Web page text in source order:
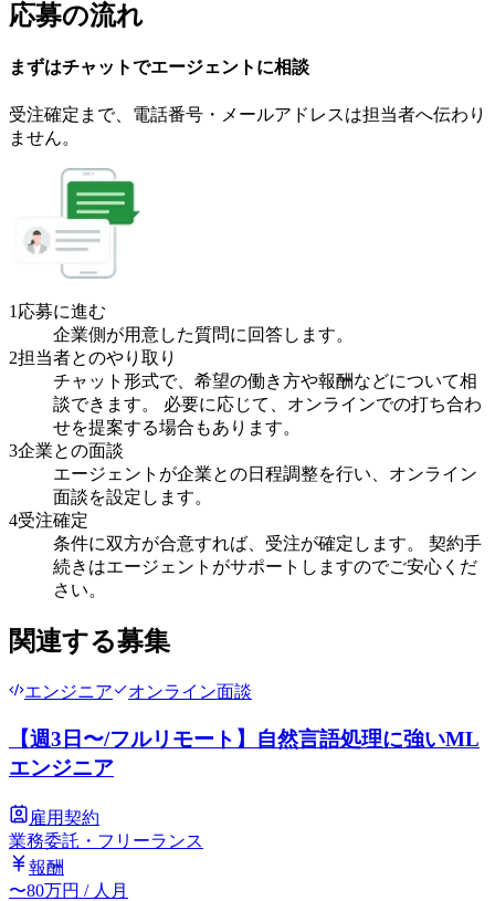
応募の流れ
まずはチャットでエージェント に相談
受注確定まで、 電話番号・メールアドレスは担当者へ伝わり
ません。
1 応募に進む
企業側が用意した質問に回答します。
2担当者とのやり取り
チャット形式で、希望の働き方や報酬などについて相
談できます。 必要に応じて、オンラインでの打ち合わ
せを提案する場合もあります。
3企業との面談
エージェントが企業との日程調整を行い、オンライン
面談を設定します。
4受注確定
条件に双方が合意すれば、受注が確定します。 契約手
続きはエージェントがサポートしますのでご安心くだ
さい。
関連する募集
エンジニア オンライン面談
【週3日〜/フルリモート】自然言語処理に強いML
エンジニア
雇用契約
業務委託・フリーランス
報酬
〜80万円 / 人月